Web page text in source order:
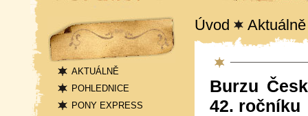
Navigace
AKTUÁLNĚ
POHLEDNICE
PONY EXPRESS
Úvod Aktuálně
Aktuality
Burzu
42. ročníku